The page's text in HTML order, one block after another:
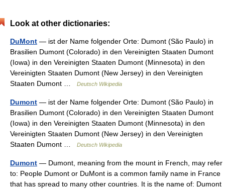
Look at other dictionaries:
DuMont — ist der Name folgender Orte: Dumont (São Paulo) in
Brasilien Dumont (Colorado) in den Vereinigten Staaten Dumont
(Iowa) in den Vereinigten Staaten Dumont (Minnesota) in den
Vereinigten Staaten Dumont (New Jersey) in den Vereinigten
Staaten Dumont …
Deutsch Wikipedia
Dumont — ist der Name folgender Orte: Dumont (São Paulo) in
Brasilien Dumont (Colorado) in den Vereinigten Staaten Dumont
(Iowa) in den Vereinigten Staaten Dumont (Minnesota) in den
Vereinigten Staaten Dumont (New Jersey) in den Vereinigten
Staaten Dumont …
Deutsch Wikipedia
Dumont — Dumont, meaning from the mount in French, may refer
to: People Dumont or DuMont is a common family name in France
that has spread to many other countries. It is the name of: Dumont